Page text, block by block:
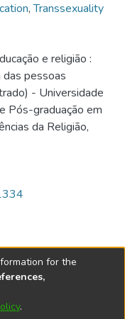
,Transsexuality
e religião :
pessoas
- Universidade
Pós-graduação em
da Religião,
2026
for the
.